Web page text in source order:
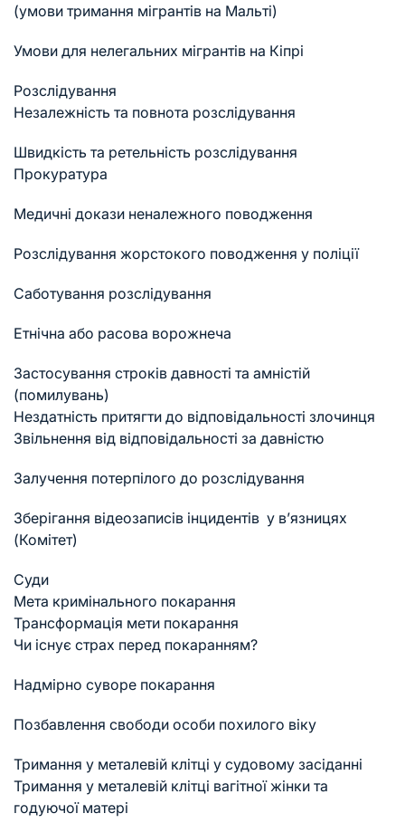
(умови тримання мігрантів на Мальті)
Умови для нелегальних мігрантів на Кіпрі
Розслідування
Незалежність та повнота розслідування
Швидкість та ретельність розслідування
Прокуратура
Медичні докази неналежного поводження
Розслідування жорстокого поводження у поліції
Саботування розслідування
Етнічна або расова ворожнеча
Застосування строків давності та амністій
(помилувань)
Нездатність притягти до відповідальності злочинця
Звільнення від відповідальності за давністю
Залучення потерпілого до розслідування
Зберігання відеозаписів інцидентів у в’язницях
(Комітет)
Суди
Мета кримінального покарання
Трансформація мети покарання
Чи існує страх перед покаранням?
Надмірно суворе покарання
Позбавлення свободи особи похилого віку
Тримання у металевій клітці у судовому засіданні
Тримання у металевій клітці вагітної жінки та
годуючої матері